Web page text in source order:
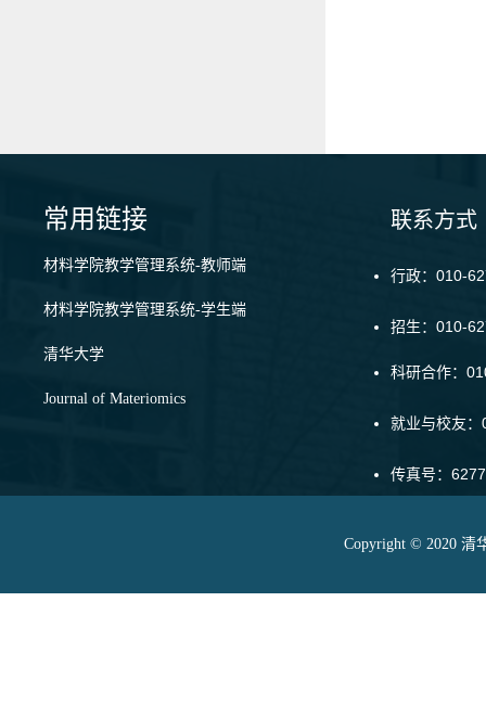
常用链接
材料学院教学管理系统-教师端
材料学院教学管理系统-学生端
清华大学
Journal of Materiomics
联系方式
行政：010-
招生：010-
科研合作：
就业与校友
传真号：
Copyright © 2020 清